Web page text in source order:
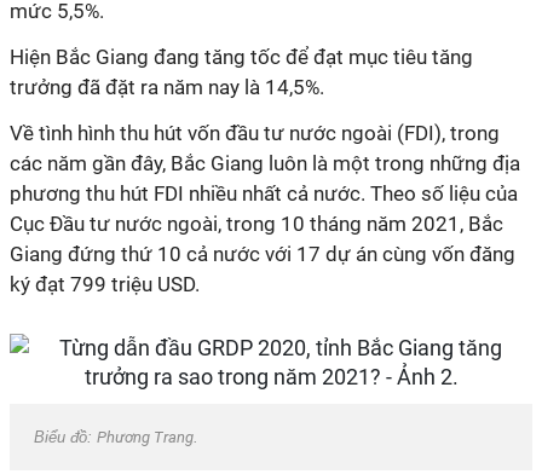
mức 5,5%.
Hiện Bắc Giang đang tăng tốc để đạt mục tiêu tăng
trưởng đã đặt ra năm nay là 14,5%.
Về tình hình thu hút vốn đầu tư nước ngoài (FDI), trong
các năm gần đây, Bắc Giang luôn là một trong những địa
phương thu hút FDI nhiều nhất cả nước. Theo số liệu của
Cục Đầu tư nước ngoài, trong 10 tháng năm 2021, Bắc
Giang đứng thứ 10 cả nước với 17 dự án cùng vốn đăng
ký đạt 799 triệu USD.
Biểu đồ: Phương Trang.